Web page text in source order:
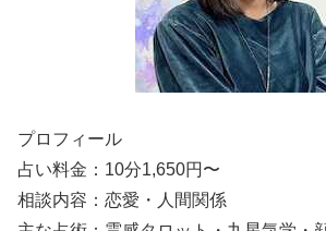
プロフィール
占い料金：10分1,650円〜
相談内容：恋愛・人間関係